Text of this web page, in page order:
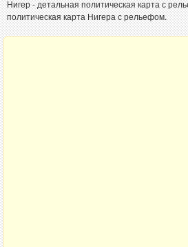
Нигер - детальная политическая карта с
политическая карта Нигера с рельефом.